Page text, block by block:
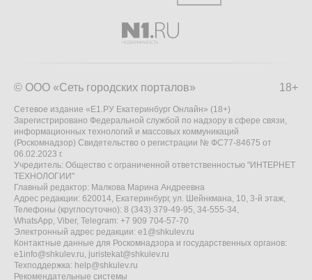
18+
© ООО «Сеть городских порталов»
Сетевое издание «Е1.РУ Екатеринбург Онлайн» (18+)
Зарегистрировано Федеральной службой по надзору в сфере связи,
информационных технологий и массовых коммуникаций
(Роскомнадзор) Свидетельство о регистрации № ФС77-84675 от
06.02.2023 г.
Учредитель: Общество с ограниченной ответственностью "ИНТЕРНЕТ
ТЕХНОЛОГИИ"
Главный редактор: Малкова Марина Андреевна
Адрес редакции: 620014, Екатеринбург, ул. Шейнкмана, 10, 3-й этаж,
Телефоны (круглосуточно): 8 (343) 379-49-95, 34-555-34,
WhatsApp, Viber, Telegram: +7 909 704-57-70
Электронный адрес редакции: e1@shkulev.ru
Контактные данные для Роскомнадзора и государственных органов:
e1info@shkulev.ru, juristekat@shkulev.ru
Техподдержка: help@shkulev.ru
Рекомендательные системы